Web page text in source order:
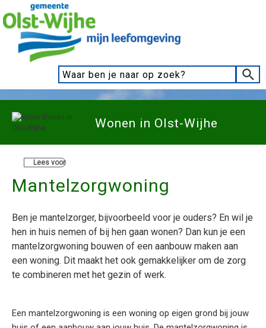
Wonen in Olst-Wijhe
Lees voor
Mantelzorgwoning
Ben je mantelzorger, bijvoorbeeld voor je ouders? En wil je
hen in huis nemen of bij hen gaan wonen? Dan kun je een
mantelzorgwoning bouwen of een aanbouw maken aan
een woning. Dit maakt het ook gemakkelijker om de zorg
te combineren met het gezin of werk.
Een mantelzorgwoning is een woning op eigen grond bij jouw